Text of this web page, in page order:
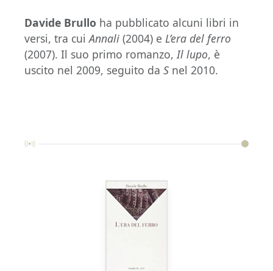
Davide Brullo ha pubblicato alcuni libri in
versi, tra cuiAnnali (2004) e L’era del ferro
(2007). Il suo primo romanzo, Il lupo, è
uscito nel 2009, seguito da S nel 2010.